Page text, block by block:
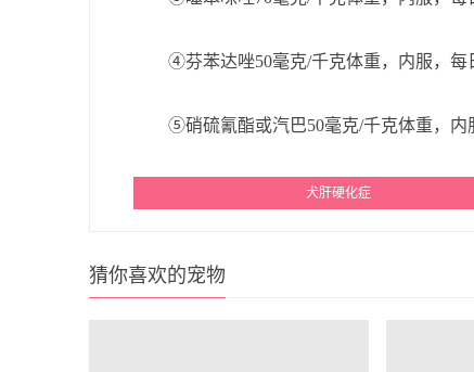
④芬苯达唑50毫克/千克体重，内服，每日
⑤硝硫氰酯或汽巴50毫克/千克体重，内
犬肝硬化症
猜你喜欢的宠物